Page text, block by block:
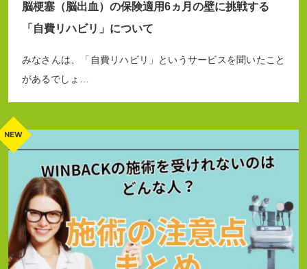
脳梗塞（脳出血）の保険適用6ヵ月の壁に挑戦する
「自費リハビリ」について
みなさんは、「自費リハビリ」というサービスを聞いたこと
があるでしょ…